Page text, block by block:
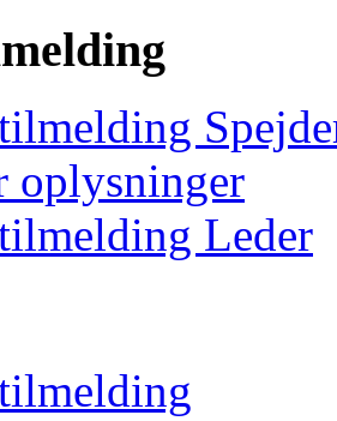
oplysninger
Leder